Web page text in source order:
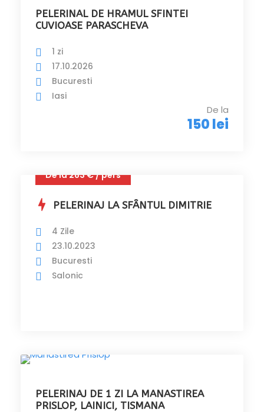
PELERINAL DE HRAMUL SFINTEI
CUVIOASE PARASCHEVA
De la
150 lei
1 zi
17.10.2026
Bucuresti
Iasi
De la 283 € / pers
PELERINAJ LA SFÂNTUL DIMITRIE
4 Zile
23.10.2023
Bucuresti
Salonic
PELERINAJ DE 1 ZI LA MANASTIREA
PRISLOP, LAINICI, TISMANA